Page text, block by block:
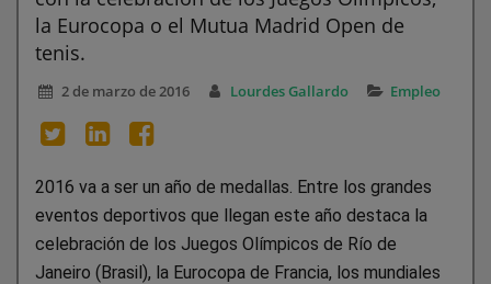
la Eurocopa o el Mutua Madrid Open de
tenis.
2 de marzo de 2016 Lourdes Gallardo Empleo
2016 va a ser un año de medallas. Entre los grandes
eventos deportivos que llegan este año destaca la
celebración de los Juegos Olímpicos de Río de
Janeiro (Brasil), la Eurocopa de Francia, los mundiales